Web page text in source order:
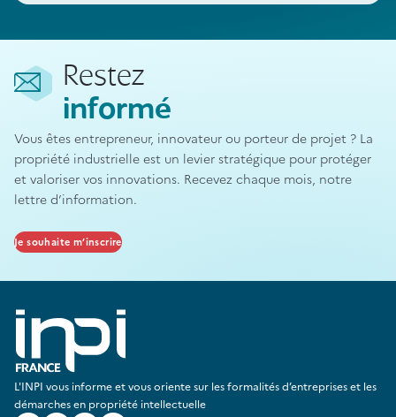
Restez
informé
Vous êtes entrepreneur, innovateur ou porteur de projet ? La
propriété industrielle est un levier stratégique pour protéger
et valoriser vos innovations. Recevez chaque mois, notre
lettre d’information.
Je souhaite m’inscrire
L'INPI vous informe et vous oriente sur les formalités d’entreprises et les
démarches en propriété intellectuelle